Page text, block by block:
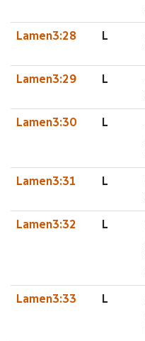
Lamen3:28 L
Lamen3:29 L
Lamen3:30 L
Lamen3:31 L
Lamen3:32 L
Lamen3:33 L